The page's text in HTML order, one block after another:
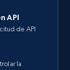
API
de API
la